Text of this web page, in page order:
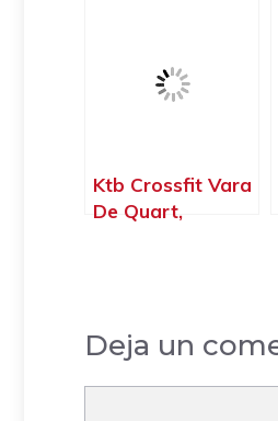
Ktb Crossfit Vara
De Quart,
Deja un